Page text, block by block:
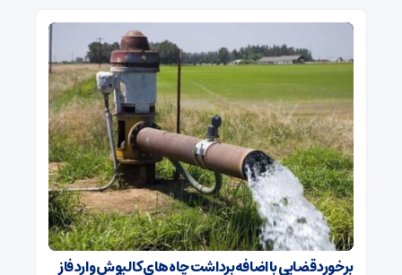
برخورد قضایی با اضافه‌برداشت چاه‌های کالپوش وارد فاز